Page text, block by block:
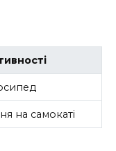
на самокаті